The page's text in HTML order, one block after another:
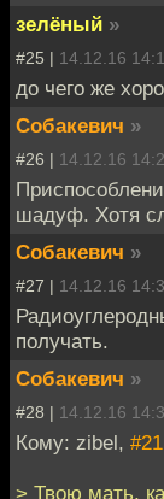
зелёный »
#25 | 14.12.16
до чего же
Собакевич »
#26 | 14.12.16
шадуф. Хотя
Собакевич »
#27 | 14.12.16
получать.
Собакевич »
#28 | 14.12.16
Кому: zibel, #21
> Твою мать,